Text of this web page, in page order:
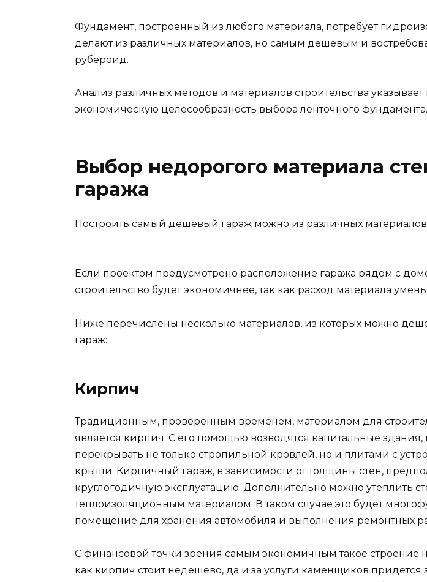
Фундамент, построенный из любого материала, потребует
делают из различных материалов, но самым дешевым и
рубероид.
Анализ различных методов и материалов строительства указывает
экономическую целесообразность выбора ленточного фундамента.
Выбор недорогого материала
гаража
Построить самый дешевый гараж можно из различных
Если проектом предусмотрено расположение гаража рядом с
строительство будет экономичнее, так как расход материала
Ниже перечислены несколько материалов, из которых можно
гараж:
Кирпич
Традиционным, проверенным временем, материалом для
является кирпич. С его помощью возводятся капитальные
перекрывать не только стропильной кровлей, но и плитами с
крыши. Кирпичный гараж, в зависимости от толщины стен,
круглогодичную эксплуатацию. Дополнительно можно утеплить
теплоизоляционным материалом. В таком случае это будет
помещение для хранения автомобиля и выполнения ремонтных
С финансовой точки зрения самым экономичным такое строение
как кирпич стоит недешево, да и за услуги каменщиков придется